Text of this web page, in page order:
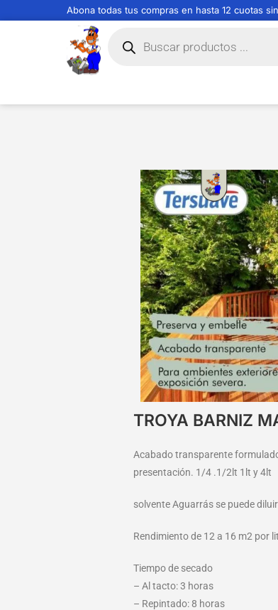
Abona todas tus compras en hasta 12 cuotas
TROYA BARNIZ
Acabado transparente
presentación. 1/4 .1/2lt 1lt y 4lt
solvente Aguarrás se puede
Rendimiento de 12 a 16 m2 por
Tiempo de secado
– Al tacto: 3 horas
– Repintado: 8 horas